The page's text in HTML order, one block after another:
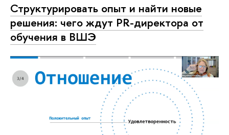
Структурировать опыт и найти новые
решения: чего ждут PR-директора от
обучения в ВШЭ